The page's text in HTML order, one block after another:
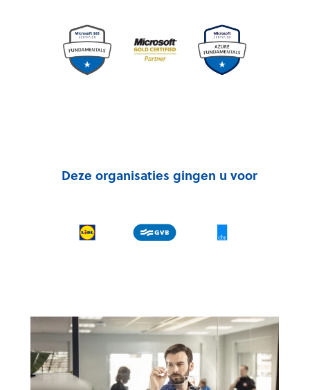
Deze organisaties gingen u voor